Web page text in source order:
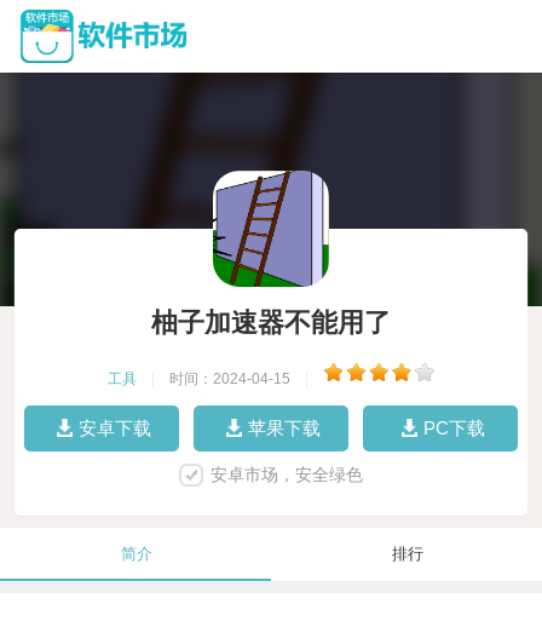
柚子加速器不能用了
工具 时间：2024-04-15
安卓下载 苹果下载 PC下载
安卓市场，安全绿色
简介 排行